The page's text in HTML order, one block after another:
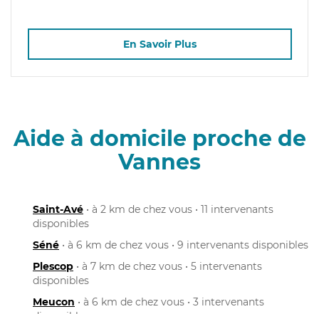
En Savoir Plus
Aide à domicile proche de
Vannes
Saint-Avé • à 2 km de chez vous • 11 intervenants
disponibles
Séné • à 6 km de chez vous • 9 intervenants disponibles
Plescop • à 7 km de chez vous • 5 intervenants
disponibles
Meucon • à 6 km de chez vous • 3 intervenants